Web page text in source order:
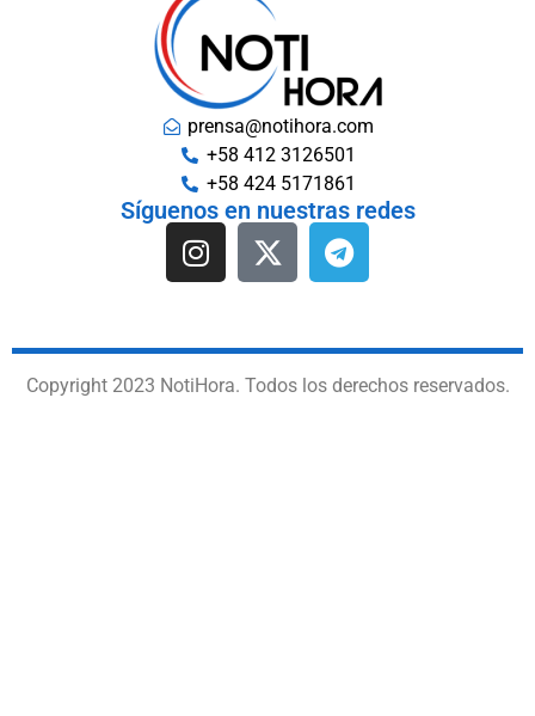
prensa@notihora.com
+58 412 3126501
+58 424 5171861
Síguenos en nuestras redes
Copyright 2023 NotiHora. Todos los derechos reservados.